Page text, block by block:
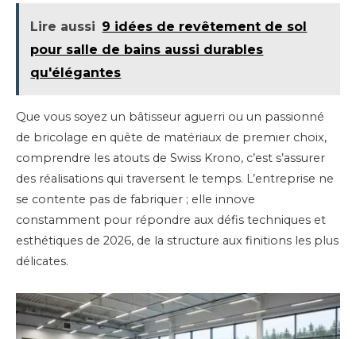
Lire aussi 9 idées de revêtement de sol
pour salle de bains aussi durables
qu'élégantes
Que vous soyez un bâtisseur aguerri ou un passionné
de bricolage en quête de matériaux de premier choix,
comprendre les atouts de Swiss Krono, c’est s’assurer
des réalisations qui traversent le temps. L’entreprise ne
se contente pas de fabriquer ; elle innove
constamment pour répondre aux défis techniques et
esthétiques de 2026, de la structure aux finitions les plus
délicates.